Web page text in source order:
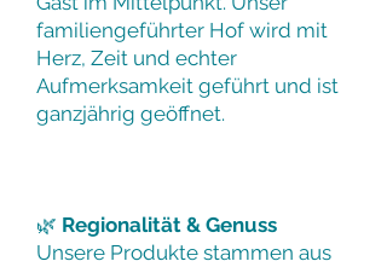
familiengeführter Hof wird mit
Herz, Zeit und echter
Aufmerksamkeit geführt und ist
ganzjährig geöffnet.
🌿 Regionalität & Genuss
Unsere Produkte stammen aus